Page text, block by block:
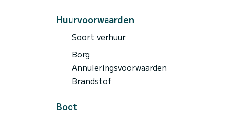
Huurvoorwaarden
Soort verhuur
Borg
Annuleringsvoorwaarden
Brandstof
Boot